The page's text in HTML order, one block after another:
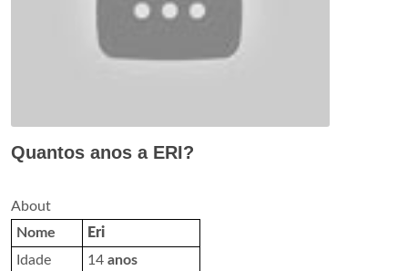
Quantos anos a ERI?
About
Nome
Eri
Idade
14 anos